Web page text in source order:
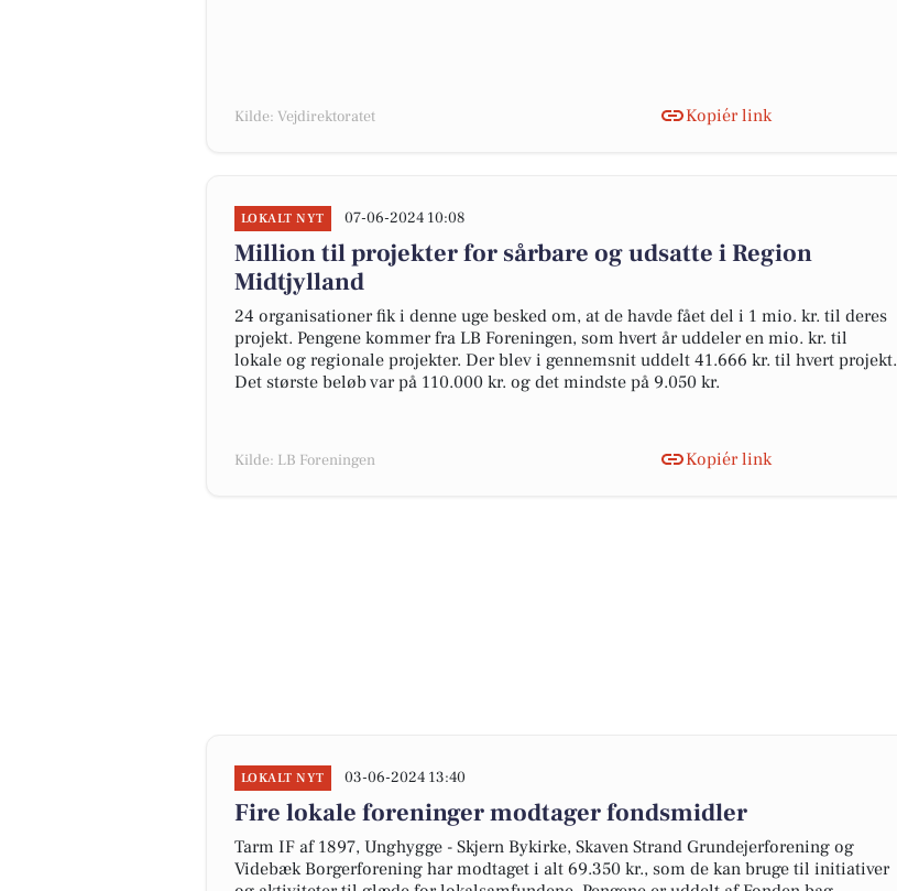
Kilde: Vejdirektoratet Kopiér link
LOKALT NYT 07-06-2024 10:08
Million til projekter for sårbare og udsatte i Region
Midtjylland
24 organisationer fik i denne uge besked om, at de havde fået del i 1 mio. kr. til deres
projekt. Pengene kommer fra LB Foreningen, som hvert år uddeler en mio. kr. til
lokale og regionale projekter. Der blev i gennemsnit uddelt 41.666 kr. til hvert projekt.
Det største beløb var på 110.000 kr. og det mindste på 9.050 kr.
Kilde: LB Foreningen Kopiér link
LOKALT NYT 03-06-2024 13:40
Fire lokale foreninger modtager fondsmidler
Tarm IF af 1897, Unghygge - Skjern Bykirke, Skaven Strand Grundejerforening og
Videbæk Borgerforening har modtaget i alt 69.350 kr., som de kan bruge til initiativer